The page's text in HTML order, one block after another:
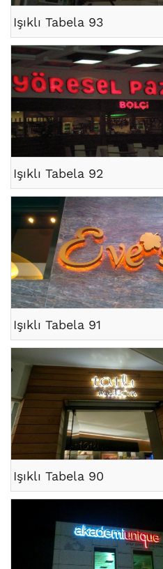
Işıklı Tabela 93
Işıklı Tabela 92
Işıklı Tabela 91
Işıklı Tabela 90